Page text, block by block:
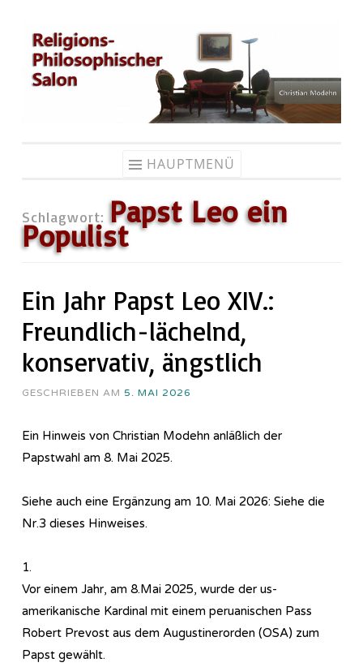
Zum
Inhalt
springen
HAUPTMENÜ
Schlagwort: Papst Leo ein
Populist
Ein Jahr Papst Leo XIV.:
Freundlich-lächelnd,
konservativ, ängstlich
GESCHRIEBEN AM 5. MAI 2026
Ein Hinweis von Christian Modehn anläßlich der
Papstwahl am 8. Mai 2025.
Siehe auch eine Ergänzung am 10. Mai 2026: Siehe die
Nr.3 dieses Hinweises.
1.
Vor einem Jahr, am 8.Mai 2025, wurde der us-
amerikanische Kardinal mit einem peruanischen Pass
Robert Prevost aus dem Augustinerorden (OSA) zum
Papst gewählt.